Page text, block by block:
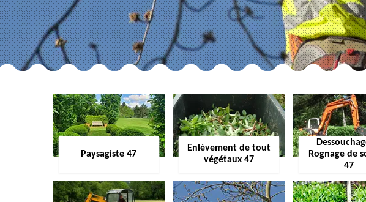
Paysagiste 47
Enlèvement de tout
végétaux 47
Rognage de
47